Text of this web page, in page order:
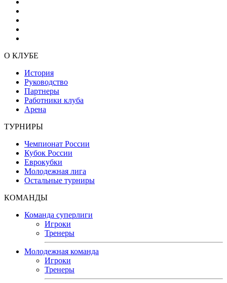
О КЛУБЕ
История
Руководство
Партнеры
Работники клуба
Арена
ТУРНИРЫ
Чемпионат России
Кубок России
Еврокубки
Молодежная лига
Остальные турниры
КОМАНДЫ
Команда суперлиги
Игроки
Тренеры
Молодежная команда
Игроки
Тренеры